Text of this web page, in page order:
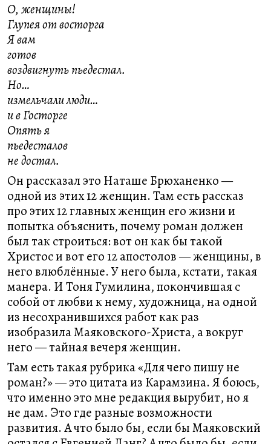
О, женщины!
Глупея от восторга
Я вам
готов
воздвигнуть пьедестал.
Но…
измельчали люди…
и в Госторге
Опять я
пьедесталов
не достал.
Он рассказал это Наташе Брюханенко —
одной из этих 12 женщин. Там есть рассказ
про этих 12 главных женщин его жизни и
попытка объяснить, почему роман должен
был так строиться: вот он как бы такой
Христос и вот его 12 апостолов — женщины, в
него влюблённые. У него была, кстати, такая
манера. И Тоня Гумилина, покончившая с
собой от любви к нему, художница, на одной
из несохранившихся работ как раз
изобразила Маяковского-Христа, а вокруг
него — тайная вечеря женщин.
Там есть такая рубрика «Для чего пишу не
роман?» — это цитата из Карамзина. Я боюсь,
что именно это мне редакция вырубит, но я
не дам. Это где разные возможности
развития. А что было бы, если бы Маяковский